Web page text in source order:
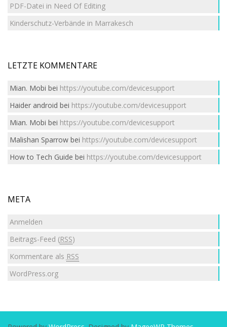
PDF-Datei in Need Of Editing
Kinderschutz-Verbände in Marrakesch
LETZTE KOMMENTARE
Mian. Mobi bei https://youtube.com/devicesupport
Haider android bei https://youtube.com/devicesupport
Mian. Mobi bei https://youtube.com/devicesupport
Malishan Sparrowbei https://youtube.com/devicesupport
How to Tech Guide bei https://youtube.com/devicesupport
META
Anmelden
Beitrags-Feed (RSS)
Kommentare als RSS
WordPress.org